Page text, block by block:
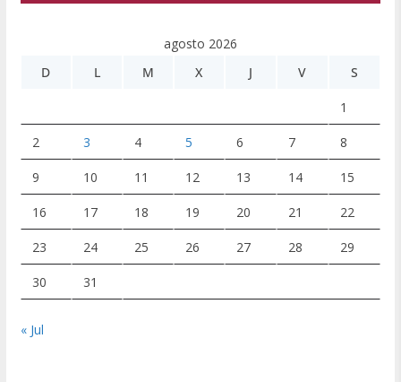
agosto 2026
D
L M X J V S
1
2 3 4 5 6 7 8
9 10 11 12 13 14 15
16 17 18 19 20 21 22
23 24 25 26 27 28 29
30 31
« Jul